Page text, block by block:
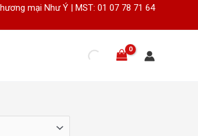
mại Như Ý | MST: 01 07 78 71 64